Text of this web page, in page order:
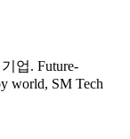
업. Future-
world, SM Tech